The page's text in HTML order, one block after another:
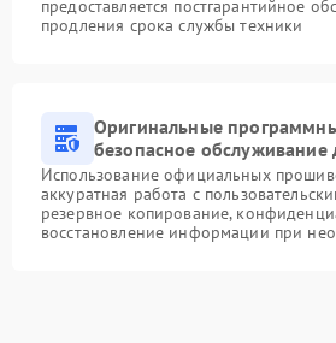
предоставляется постгарантийное
продления срока службы техники
Оригинальные
безопасное обслуживание
Использование официальных
аккуратная работа с
резервное копирование,
восстановление информации при